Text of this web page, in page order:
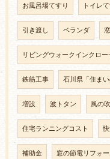
お風呂場てすり トイレ
引き渡し ベランダ
リビングウォークインクロー
鉄筋工事 石川県「住ま
増設 波トタン 風の
住宅ランニングコスト
補助金 窓の節電リフォ